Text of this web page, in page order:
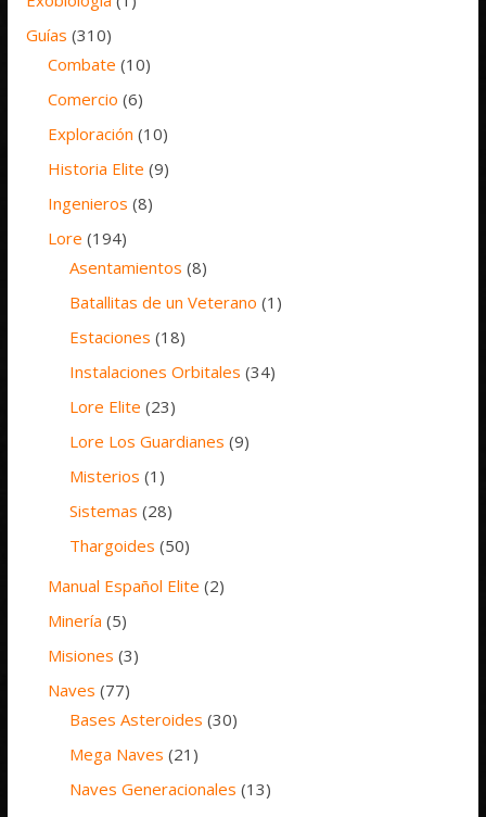
Guías (310)
Combate (10)
Comercio (6)
Exploración (10)
Historia Elite (9)
Ingenieros (8)
Lore (194)
Asentamientos (8)
Batallitas de un Veterano (1)
Estaciones (18)
Instalaciones Orbitales (34)
Lore Elite (23)
Lore Los Guardianes (9)
Misterios (1)
Sistemas (28)
Thargoides (50)
Manual Español Elite (2)
Minería (5)
Misiones (3)
Naves (77)
Bases Asteroides (30)
Mega Naves (21)
Naves Generacionales (13)